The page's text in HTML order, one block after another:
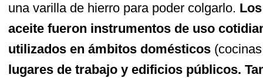
una varilla de hierro para poder colgarlo.
aceite fueron instrumentos de uso
utilizados en ámbitos domésticos
lugares de trabajo y edificios públicos.